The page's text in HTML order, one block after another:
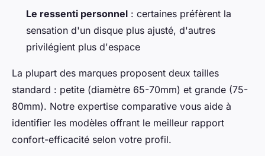
Le ressenti personnel : certaines préfèrent la
sensation d'un disque plus ajusté, d'autres
privilégient plus d'espace
La plupart des marques proposent deux tailles
standard : petite (diamètre 65-70mm) et grande (75-
80mm). Notre expertise comparative vous aide à
identifier les modèles offrant le meilleur rapport
confort-efficacité selon votre profil.